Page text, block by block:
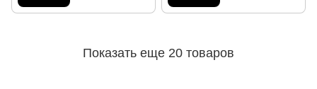
Показать еще 20 товаров